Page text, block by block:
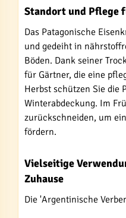
Standort und Pflege
Das Patagonische
und gedeiht in
Böden. Dank seiner
für Gärtner, die eine
Herbst schützen Sie die
Winterabdeckung. Im
zurückschneiden, um
fördern.
Vielseitige
Zuhause
Die 'Argentinische